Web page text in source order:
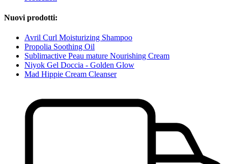
Nuovi prodotti:
Avril Curl Moisturizing Shampoo
Propolia Soothing Oil
Sublimactive Peau mature Nourishing Cream
Niyok Gel Doccia - Golden Glow
Mad Hippie Cream Cleanser